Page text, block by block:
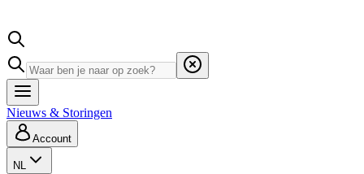
Nieuws & Storingen
Account
NL